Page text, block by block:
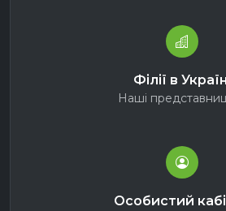
Філії в
Наші
Особистий